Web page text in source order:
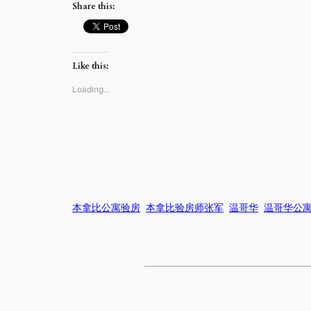
Share this:
Like this:
Loading…
本拿比公寓验房 本拿比验房师张军 温哥华 温哥华公